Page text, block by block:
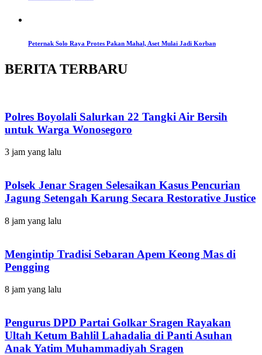
Peternak Solo Raya Protes Pakan Mahal, Aset Mulai Jadi Korban
BERITA TERBARU
Polres Boyolali Salurkan 22 Tangki Air Bersih
untuk Warga Wonosegoro
3 jam yang lalu
Polsek Jenar Sragen Selesaikan Kasus Pencurian
Jagung Setengah Karung Secara Restorative Justice
8 jam yang lalu
Mengintip Tradisi Sebaran Apem Keong Mas di
Pengging
8 jam yang lalu
Pengurus DPD Partai Golkar Sragen Rayakan
Ultah Ketum Bahlil Lahadalia di Panti Asuhan
Anak Yatim Muhammadiyah Sragen